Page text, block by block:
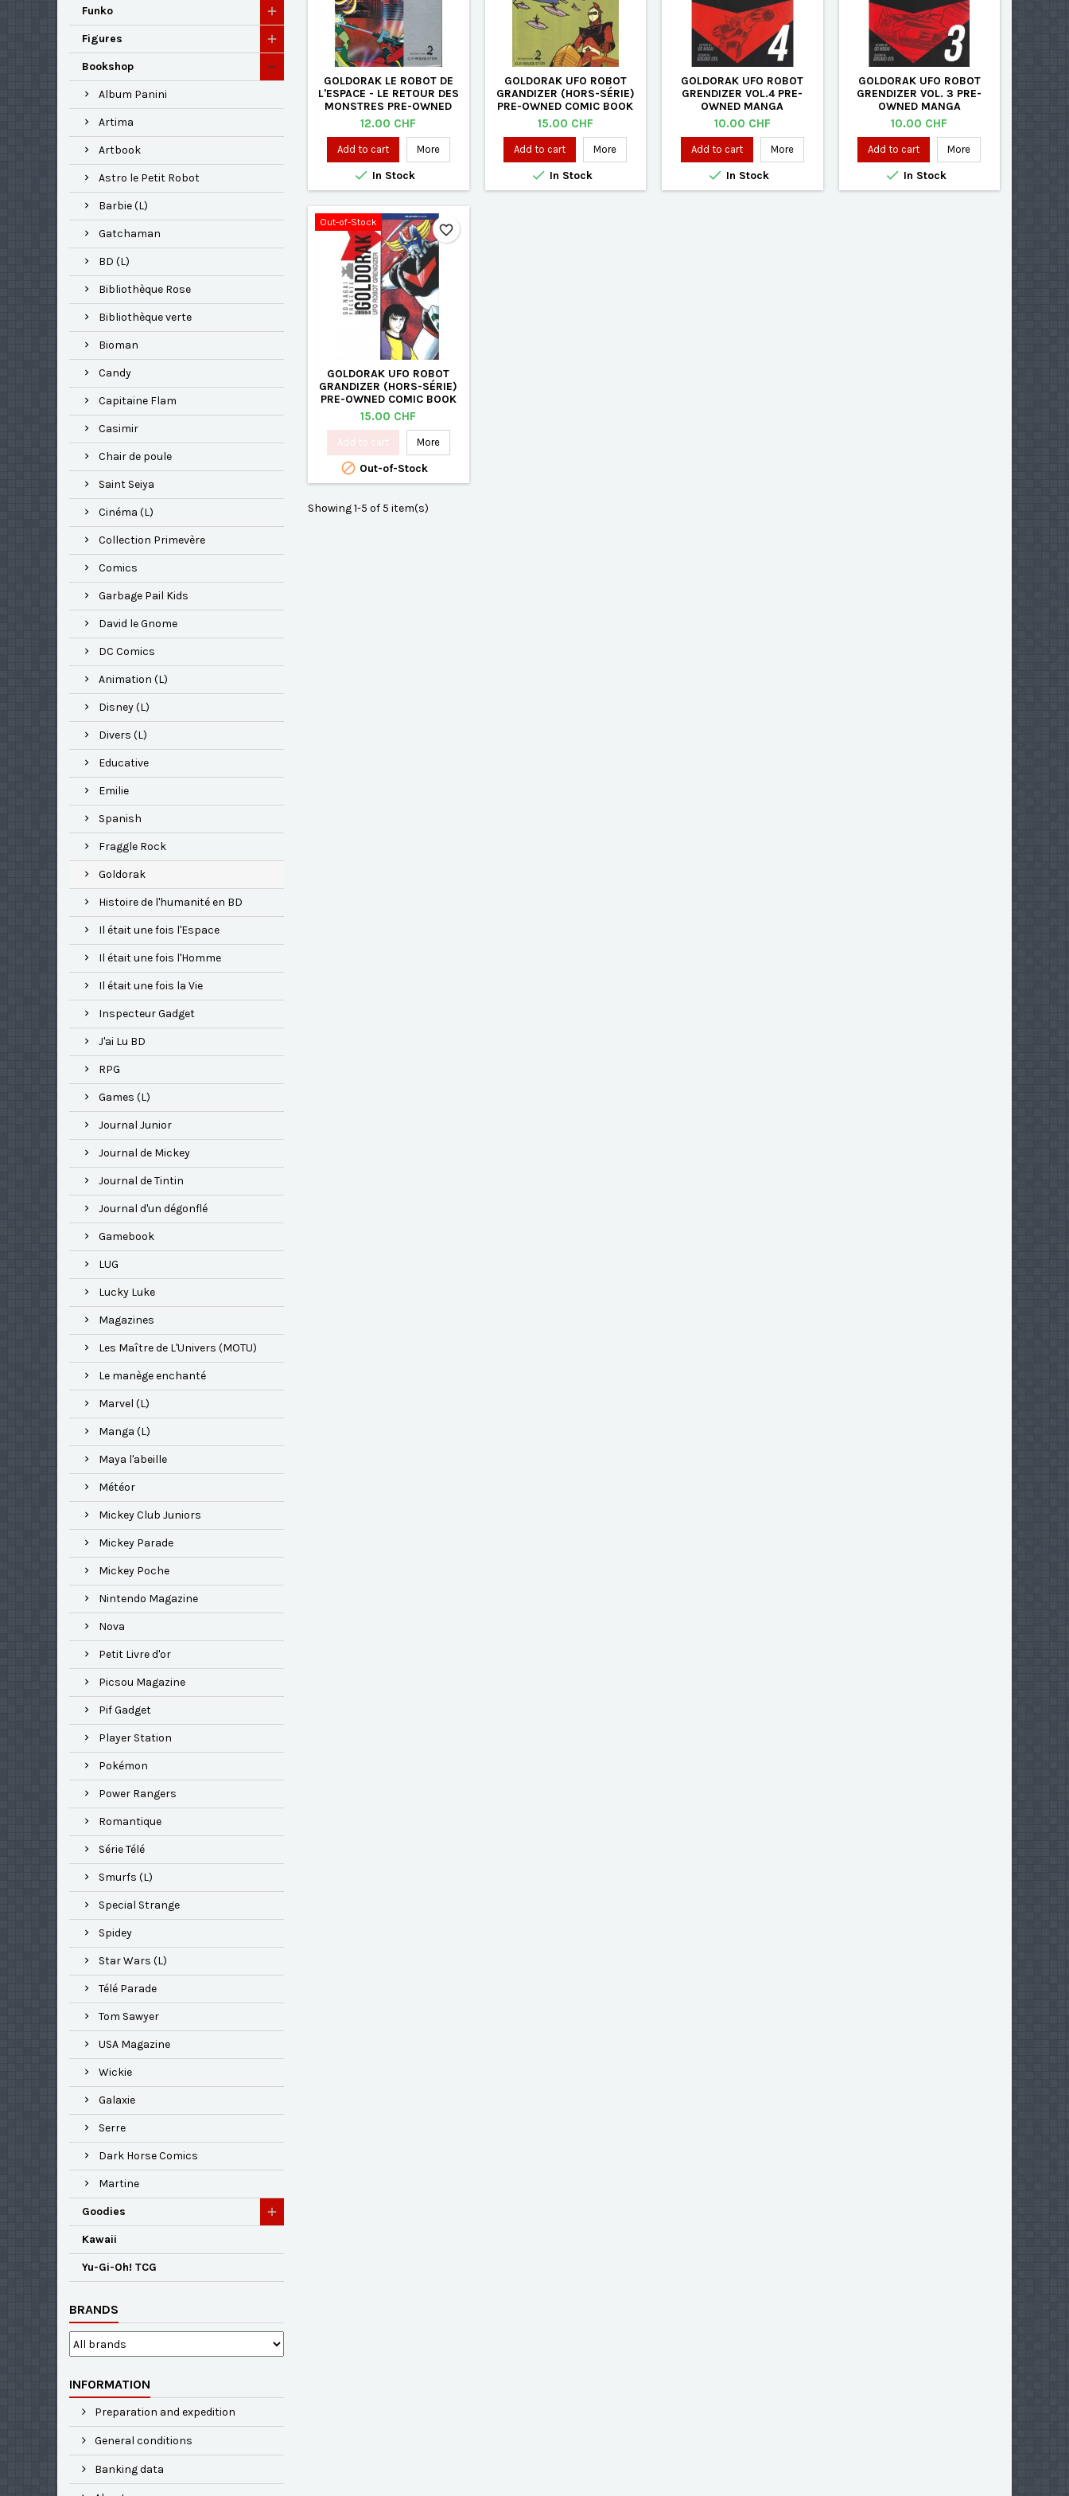
Funko
Figures
Bookshop
Album Panini
Artima
Artbook
Astro le Petit Robot
Barbie (L)
Gatchaman
BD (L)
Bibliothèque Rose
Bibliothèque verte
Bioman
Candy
Capitaine Flam
Casimir
Chair de poule
Saint Seiya
Cinéma (L)
Collection Primevère
Comics
Garbage Pail Kids
David le Gnome
DC Comics
Animation (L)
Disney (L)
Divers (L)
Educative
Emilie
Spanish
Fraggle Rock
Goldorak
Histoire de l'humanité en BD
Il était une fois l'Espace
Il était une fois l'Homme
Il était une fois la Vie
Inspecteur Gadget
J'ai Lu BD
RPG
Games (L)
Journal Junior
Journal de Mickey
Journal de Tintin
Journal d'un dégonflé
Gamebook
LUG
Lucky Luke
Magazines
Les Maître de L'Univers (MOTU)
Le manège enchanté
Marvel (L)
Manga (L)
Maya l'abeille
Météor
Mickey Club Juniors
Mickey Parade
Mickey Poche
Nintendo Magazine
Nova
Petit Livre d'or
Picsou Magazine
Pif Gadget
Player Station
Pokémon
Power Rangers
Romantique
Série Télé
Smurfs (L)
Special Strange
Spidey
Star Wars (L)
Télé Parade
Tom Sawyer
USA Magazine
Wickie
Galaxie
Serre
Dark Horse Comics
Martine
Goodies
Kawaii
Yu-Gi-Oh! TCG
BRANDS
INFORMATION
Preparation and expedition
General conditions
Banking data
GOLDORAK LE ROBOT DE
L'ESPACE - LE RETOUR DES
MONSTRES PRE-OWNED
COMIC BOOK
Price
12.00 CHF
Add to cart More
 In Stock
GOLDORAK UFO ROBOT
GRANDIZER (HORS-SÉRIE)
PRE-OWNED COMIC BOOK
Price
15.00 CHF
Add to cart More
 In Stock
GOLDORAK UFO ROBOT
GRENDIZER VOL.4 PRE-
OWNED MANGA
Price
10.00 CHF
Add to cart More
 In Stock
GOLDORAK UFO ROBOT
GRENDIZER VOL. 3 PRE-
OWNED MANGA
Price
10.00 CHF
Add to cart More
 In Stock
Out-of-Stock
GOLDORAK UFO ROBOT
GRANDIZER (HORS-SÉRIE)
PRE-OWNED COMIC BOOK
Price
15.00 CHF
Add to cart More
 Out-of-Stock
favorite_border
Showing 1-5 of 5 item(s)